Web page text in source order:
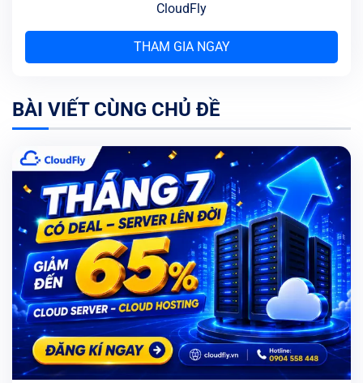
CloudFly
THAM GIA NGAY
BÀI VIẾT CÙNG CHỦ ĐỀ